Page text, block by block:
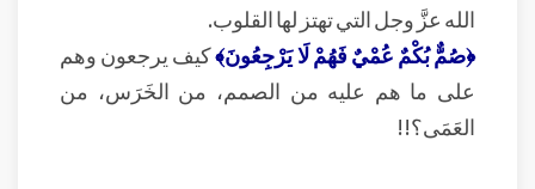
الله عزَّ وجل التي تهتز لها القلوب.
﴿صُمٌّ بُكْمٌ عُمْيٌ فَهُمْ لَا يَرْجِعُونَ﴾كيف يرجعون وهم
على ما هم عليه من الصمم، من الخَرَس، من
العَمَى؟!!